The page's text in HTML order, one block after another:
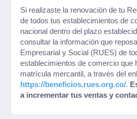
Si realizaste la renovación de tu
de todos tus establecimientos de
nacional dentro del plazo
consultar la información que
Empresarial y Social (RUES) de
establecimientos de comercio que
matrícula mercantil, a través del
https://beneficios.rues.org.co/.
a incrementar tus ventas y